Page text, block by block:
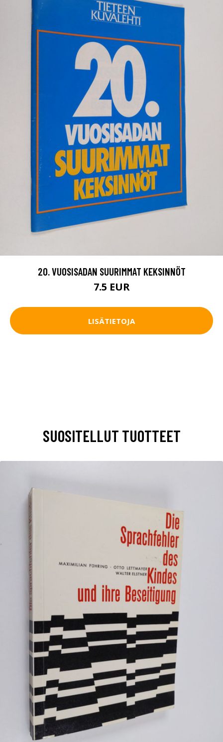
20. VUOSISADAN SUURIMMAT KEKSINNÖT
7.5 EUR
LISÄTIETOJA
SUOSITELLUT TUOTTEET